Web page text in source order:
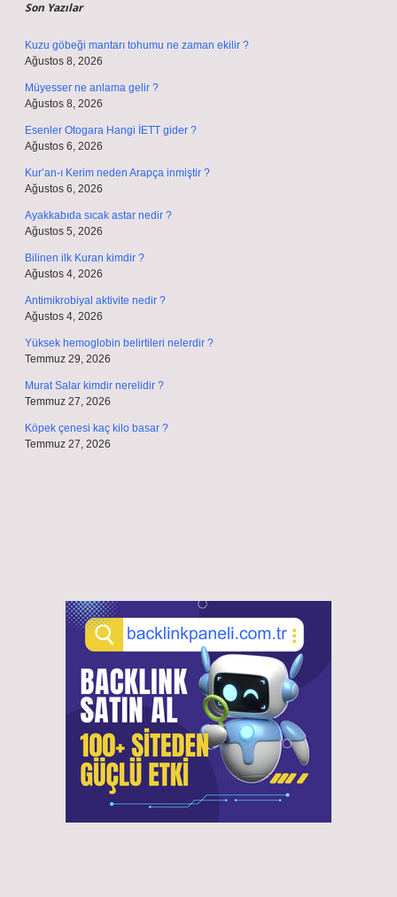
Son Yazılar
Kuzu göbeği mantarı tohumu ne zaman ekilir ?
Ağustos 8, 2026
Müyesser ne anlama gelir ?
Ağustos 8, 2026
Esenler Otogara Hangi İETT gider ?
Ağustos 6, 2026
Kur’an-ı Kerim neden Arapça inmiştir ?
Ağustos 6, 2026
Ayakkabıda sıcak astar nedir ?
Ağustos 5, 2026
Bilinen ilk Kuran kimdir ?
Ağustos 4, 2026
Antimikrobiyal aktivite nedir ?
Ağustos 4, 2026
Yüksek hemoglobin belirtileri nelerdir ?
Temmuz 29, 2026
Murat Salar kimdir nerelidir ?
Temmuz 27, 2026
Köpek çenesi kaç kilo basar ?
Temmuz 27, 2026